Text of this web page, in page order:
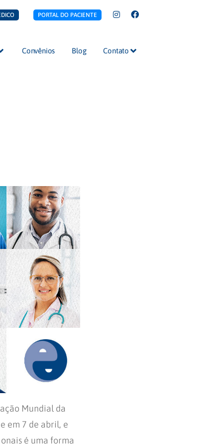
PORTAL DO PACIENTE
Convênios Blog Contato
Mundial da
em 7 de abril, e
é uma forma